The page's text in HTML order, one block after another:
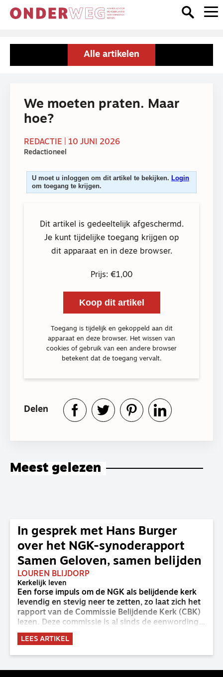
Alle artikelen
We moeten praten. Maar
hoe?
REDACTIE | 10 JUNI 2026
Redactioneel
U moet u inloggen om dit artikel te bekijken. Login
om toegang te krijgen.
Dit artikel is gedeeltelijk afgeschermd.
Je kunt tijdelijke toegang krijgen op
dit apparaat en in deze browser.
Prijs: €1,00
Koop dit artikel
Toegang is tijdelijk en gekoppeld aan dit
apparaat en deze browser. Het wissen van
cookies of gebruik van een andere browser
betekent dat de toegang vervalt.
Delen
Meest gelezen
In gesprek met Hans Burger
over het NGK-synoderapport
Samen Geloven, samen belijden
LOUREN BLIJDORP
Kerkelijk leven
Een forse impuls om de NGK als belijdende kerk
levendig en stevig neer te zetten, zo laat zich het
rapport van de Commissie Belijdende Kerk (CBK)
lezen. Deze commissie is al sinds de eenwording
van de GKv en NGK actief en kreeg van de
synode van Deventer in 2023 de opdracht om
belijdenis en bij te dragen aan de verlevendiging
LEES ARTIKEL